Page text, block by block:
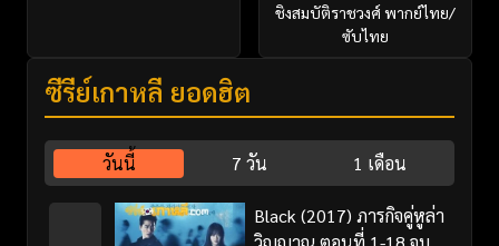
ชิงสมบัติราชวงศ์ พากย์ไทย/
ซับไทย
ซีรี่ย์เกาหลี ยอดฮิต
วันนี้ 7 วัน 1 เดือน
Black (2017) ภารกิจคู่หูล่า